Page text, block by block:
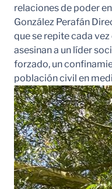
relaciones de poder
González Perafán
que se repite cada
asesinan a un líder
forzado, un
población civil en